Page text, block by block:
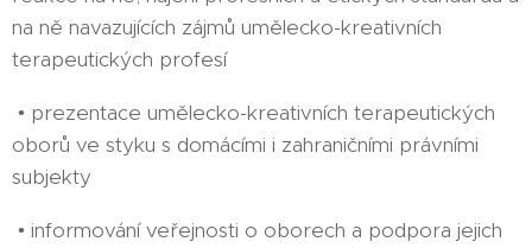
na ně navazujících zájmů umělecko-kreativních
terapeutických profesí
• prezentace umělecko-kreativních terapeutických
oborů ve styku s domácími i zahraničními právními
subjekty
• informování veřejnosti o oborech a podpora jejich